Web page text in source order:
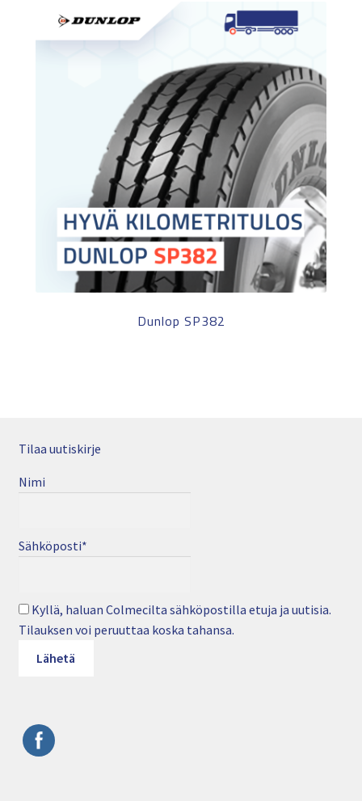
Dunlop SP382
Tilaa uutiskirje
Nimi
Sähköposti*
Kyllä, haluan Colmecilta sähköpostilla etuja ja uutisia.
Tilauksen voi peruuttaa koska tahansa.